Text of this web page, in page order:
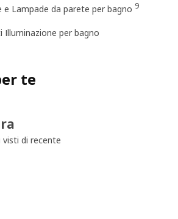
e Lampade da parete per bagno 9
Illuminazione per bagno
te
di recente